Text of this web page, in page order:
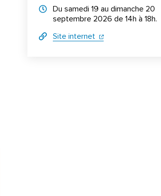
Horraires d'ouverture
Du samedi 19 au dimanche 20
septembre 2026 de 14h à 18h.
Site internet (ouverture dans
(ouverture dans